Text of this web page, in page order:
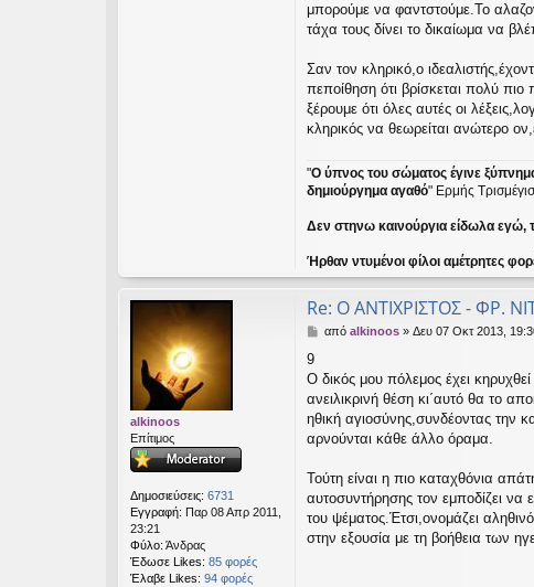
μπορούμε να φαντστούμε.Το
τάχα τους δίνει το δικαίωμα να
Σαν τον κληρικό,ο
πεποίθηση ότι βρίσκεται πολύ
ξέρουμε ότι όλες αυτές οι
κληρικός να θεωρείται ανώτερο
"Ο ύπνος του σώματος έγινε
δημιούργημα αγαθό" Ερμής
Δεν στηνω καινούργια είδωλα εγώ,
Ήρθαν ντυμένοι φίλοι αμέτρητες
alkinoos
Επίτιμος
Δημοσιεύσεις: 6731
Εγγραφή: Παρ 08 Απρ 2011,
23:21
Φύλο: Άνδρας
Έδωσε Likes: 85 φορές
Έλαβε Likes: 94 φορές
Re: Ο ΑΝΤΙΧΡΙΣΤΟΣ - ΦΡ.
Δ
ο
σ
ί
υ
η
από alkinoos» Δευ 07 Οκτ 2013,
9
Ο δικός μου πόλεμος έχει
ανειλικρινή θέση κι΄αυτό θα το
ηθική αγιοσύνης,συνδέοντας την
αρνούνται κάθε άλλο όραμα.
Τούτη είναι η πιο καταχθόνια
αυτοσυντήρησης τον εμποδίζει να
του ψέματος.Έτσι,ονομάζει
στην εξουσία με τη βοήθεια των